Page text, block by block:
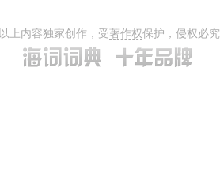
以上内容独家创作，受著作权保护，侵权必究